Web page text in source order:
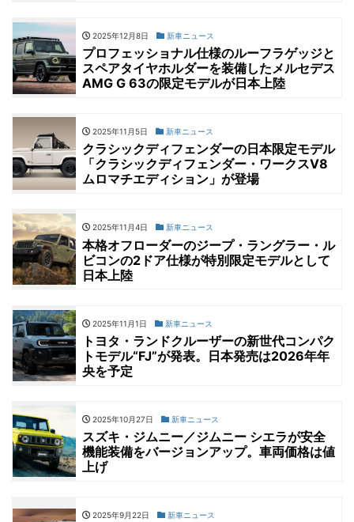
2025年12月8日 新車ニュース
プロフェッショナル仕様のルーフラゲッジと
スペアタイヤホルダーを装備したメルセデス
AMG G 63の限定モデルが日本上陸
2025年11月5日 新車ニュース
クラシックディフェンダーの日本限定モデル
「クラシックディフェンダー・ワークスV8
ムロマチエディション」が登場
2025年11月4日 新車ニュース
本格オフローダーのジープ・ラングラー・ル
ビコンの2ドア仕様が特別限定モデルとして
日本上陸
2025年11月1日 新車ニュース
トヨタ・ランドクルーザーの新世代コンパク
トモデル“FJ”が発表。日本発売は2026年年
央を予定
2025年10月27日 新車ニュース
スズキ・ジムニー／ジムニー シエラが安全
機能装備をバージョンアップ。車両価格は値
上げ
2025年9月22日 新車ニュース